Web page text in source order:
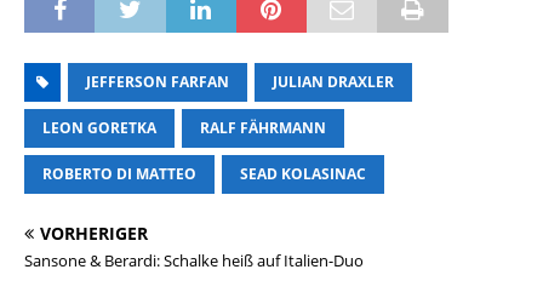
JEFFERSON FARFAN JULIAN DRAXLER
LEON GORETKA RALF FÄHRMANN
ROBERTO DI MATTEO SEAD KOLASINAC
VORHERIGER
Sansone & Berardi: Schalke heiß auf Italien-Duo